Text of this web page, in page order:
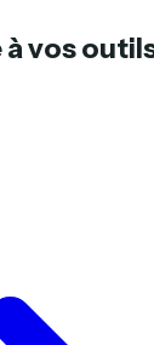
vos